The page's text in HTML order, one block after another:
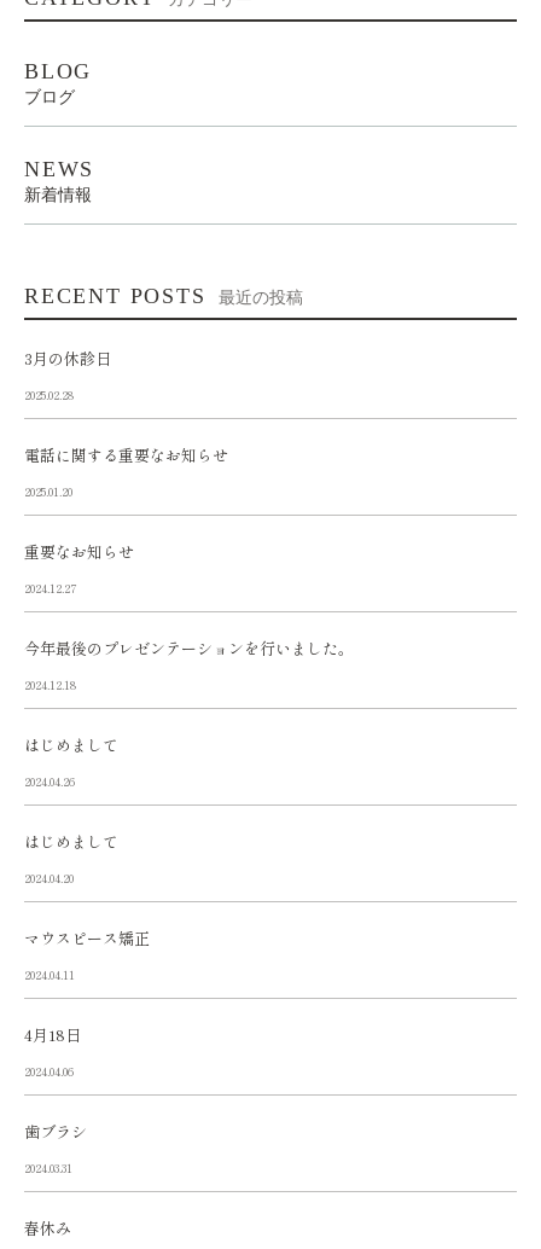
BLOG
ブログ
NEWS
新着情報
RECENT POSTS 最近の投稿
3月の休診日
2025.02.28
電話に関する重要なお知らせ
2025.01.20
重要なお知らせ
2024.12.27
今年最後のプレゼンテーションを行いました。
2024.12.18
はじめまして
2024.04.26
はじめまして
2024.04.20
マウスピース矯正
2024.04.11
4月18日
2024.04.06
歯ブラシ
2024.03.31
春休み